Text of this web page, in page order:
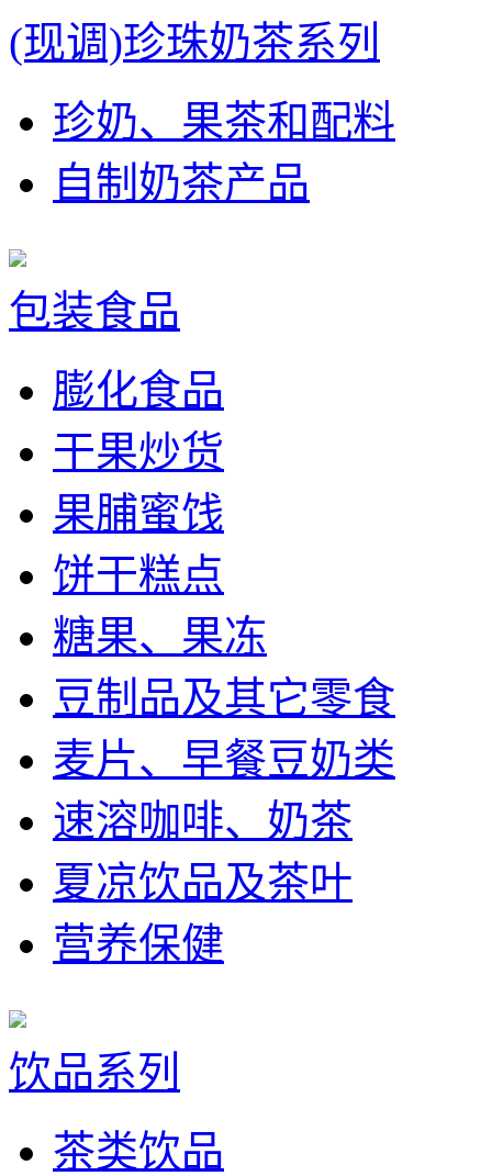
(现调)珍珠奶茶系列
珍奶、果茶和配料
自制奶茶产品
包装食品
膨化食品
干果炒货
果脯蜜饯
饼干糕点
糖果、果冻
豆制品及其它零食
麦片、早餐豆奶类
速溶咖啡、奶茶
夏凉饮品及茶叶
营养保健
饮品系列
茶类饮品